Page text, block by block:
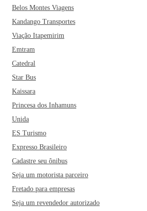
Belos Montes Viagens
Kandango Transportes
Viação Itapemirim
Emtram
Catedral
Star Bus
Kaissara
Princesa dos Inhamuns
Unida
ES Turismo
Expresso Brasileiro
Cadastre seu ônibus
Seja um motorista parceiro
Fretado para empresas
Seja um revendedor autorizado